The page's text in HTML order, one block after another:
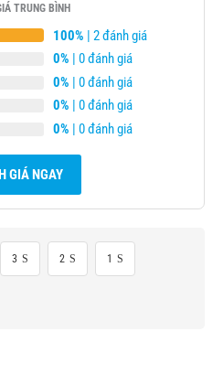
TRUNG BÌNH
100% | 2 đánh giá
0% | 0 đánh giá
0% | 0 đánh giá
0% | 0 đánh giá
0% | 0 đánh giá
GIÁ NGAY
3 2 1